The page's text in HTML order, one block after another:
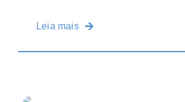
Leia mais